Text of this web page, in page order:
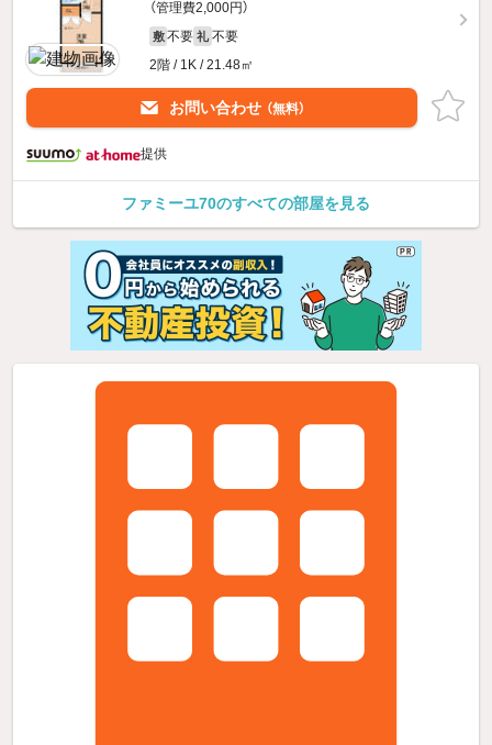
（管理費2,000円）
敷 不要 礼 不要
2階 / 1K / 21.48㎡
お問い合わせ （無料）
提供
ファミーユ70のすべての部屋を見る